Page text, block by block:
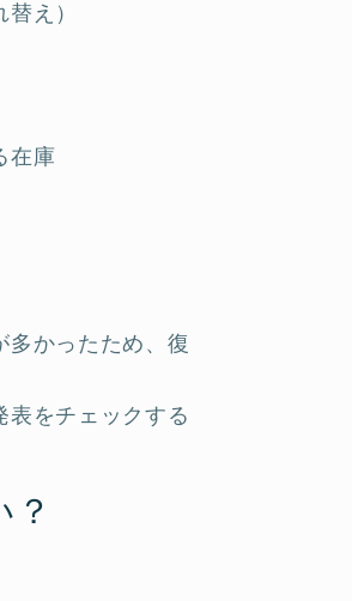
え）
在庫
多かったため、復
表をチェックする